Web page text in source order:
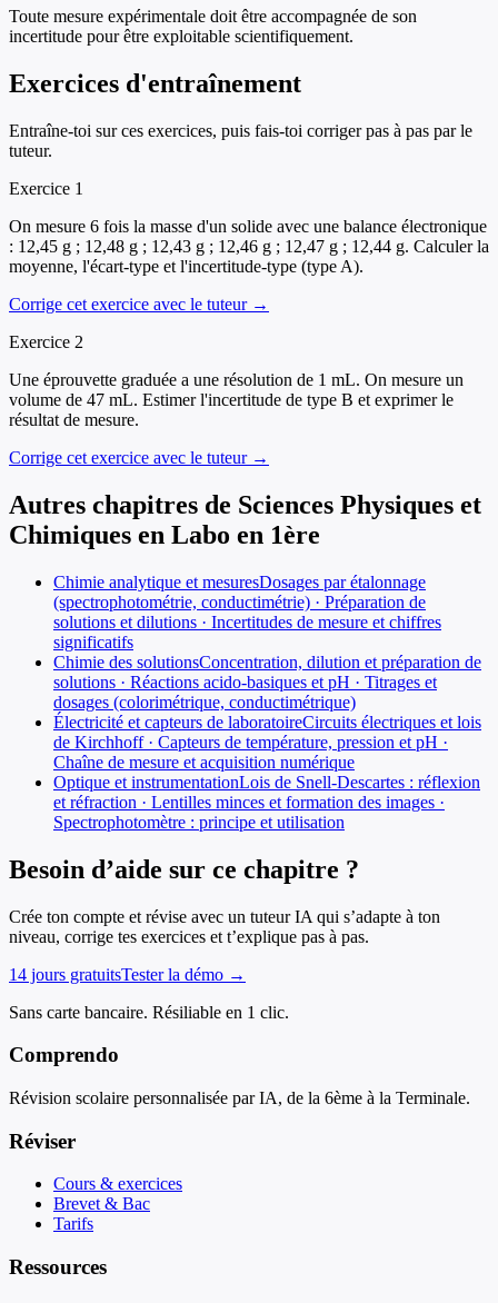
Toute mesure expérimentale doit être accompagnée de son
incertitude pour être exploitable scientifiquement.
Exercices d'entraînement
Entraîne-toi sur ces exercices, puis fais-toi corriger pas à pas par le
tuteur.
Exercice 1
On mesure 6 fois la masse d'un solide avec une balance électronique
: 12,45 g ; 12,48 g ; 12,43 g ; 12,46 g ; 12,47 g ; 12,44 g. Calculer la
moyenne, l'écart-type et l'incertitude-type (type A).
Corrige cet exercice avec le tuteur →
Exercice 2
Une éprouvette graduée a une résolution de 1 mL. On mesure un
volume de 47 mL. Estimer l'incertitude de type B et exprimer le
résultat de mesure.
Corrige cet exercice avec le tuteur →
Autres chapitres de Sciences Physiques et
Chimiques en Labo en 1ère
Chimie analytique et mesuresDosages par étalonnage
(spectrophotométrie, conductimétrie) · Préparation de
solutions et dilutions · Incertitudes de mesure et chiffres
significatifs
Chimie des solutionsConcentration, dilution et préparation de
solutions · Réactions acido-basiques et pH · Titrages et
dosages (colorimétrique, conductimétrique)
Électricité et capteurs de laboratoireCircuits électriques et lois
de Kirchhoff · Capteurs de température, pression et pH ·
Chaîne de mesure et acquisition numérique
Optique et instrumentationLois de Snell-Descartes : réflexion
et réfraction · Lentilles minces et formation des images ·
Spectrophotomètre : principe et utilisation
Besoin d’aide sur ce chapitre ?
Crée ton compte et révise avec un tuteur IA qui s’adapte à ton
niveau, corrige tes exercices et t’explique pas à pas.
14 jours gratuitsTester la démo →
Sans carte bancaire. Résiliable en 1 clic.
Comprendo
Révision scolaire personnalisée par IA, de la 6ème à la Terminale.
Réviser
Cours & exercices
Brevet & Bac
Tarifs
Ressources